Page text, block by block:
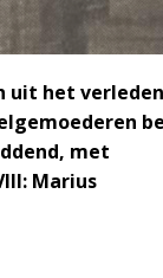
uit het
met
Marius